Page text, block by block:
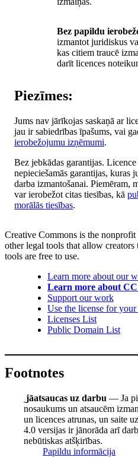
Bez papildu
izmantot juridiskus
kas citiem traucē
darīt licences
Piezīmes:
Jums nav jārīkojas saskaņā ar
jau ir sabiedrības īpašums, vai
ierobežojumu izņēmumi.
Bez jebkādas garantijas.
nepieciešamās garantijas, kuras
darba izmantošanai. Piemēram,
var ierobežot citas tiesības, kā
morālās tiesības.
Creative Commons is the nonprofit
other legal tools that allow
tools are free to use.
Learn more about our
Learn more about
Support our work
Use the license for
Licenses List
Public Domain List
Footnotes
jāatsaucas uz darbu — Ja
nosaukums un atsaucēm
un licences atrunas, un saite
4.0 versijas ir jānorāda arī
nebūtiskas atšķirības.
Papildu informācija